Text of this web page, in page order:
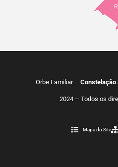
Orbe Familiar – Constelação
2024 – Todos os
Mapa do Site